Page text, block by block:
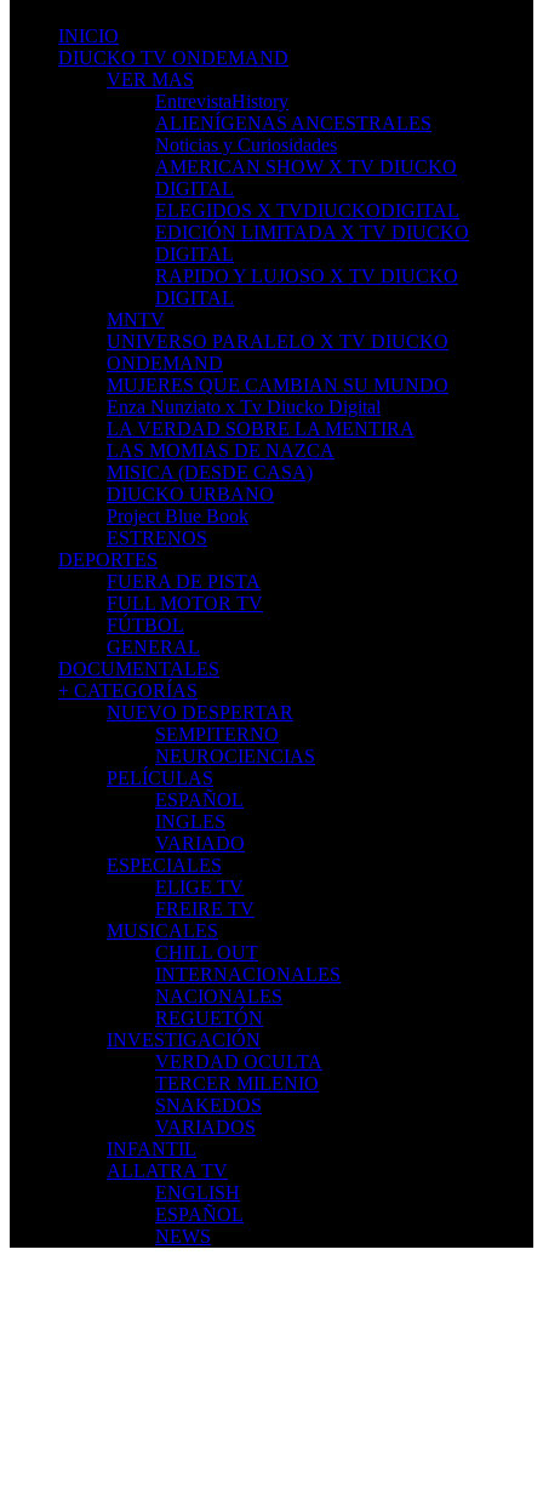
INICIO
DIUCKO TV ONDEMAND
VER MAS
EntrevistaHistory
ALIENÍGENAS ANCESTRALES
Noticias y Curiosidades
AMERICAN SHOW X TV DIUCKO
DIGITAL
ELEGIDOS X TVDIUCKODIGITAL
EDICIÓN LIMITADA X TV DIUCKO
DIGITAL
RAPIDO Y LUJOSO X TV DIUCKO
DIGITAL
MNTV
UNIVERSO PARALELO X TV DIUCKO
ONDEMAND
MUJERES QUE CAMBIAN SU MUNDO
Enza Nunziato x Tv Diucko Digital
LA VERDAD SOBRE LA MENTIRA
LAS MOMIAS DE NAZCA
MISICA (DESDE CASA)
DIUCKO URBANO
Project Blue Book
ESTRENOS
DEPORTES
FUERA DE PISTA
FULL MOTOR TV
FÚTBOL
GENERAL
DOCUMENTALES
+ CATEGORÍAS
NUEVO DESPERTAR
SEMPITERNO
NEUROCIENCIAS
PELÍCULAS
ESPAÑOL
INGLES
VARIADO
ESPECIALES
ELIGE TV
FREIRE TV
MUSICALES
CHILL OUT
INTERNACIONALES
NACIONALES
REGUETÓN
INVESTIGACIÓN
VERDAD OCULTA
TERCER MILENIO
SNAKEDOS
VARIADOS
INFANTIL
ALLATRA TV
ENGLISH
ESPAÑOL
NEWS